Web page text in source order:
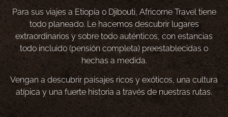
Para sus viajes a Etiopía o Djibouti, Africorne Travel tiene
todo planeado. Le hacemos descubrir lugares
extraordinarios y sobre todo auténticos, con estancias
todo incluido (pensión completa) preestablecidas o
hechas a medida.
Vengan a descubrir paisajes ricos y exóticos, una cultura
atípica y una fuerte historia a través de nuestras rutas.